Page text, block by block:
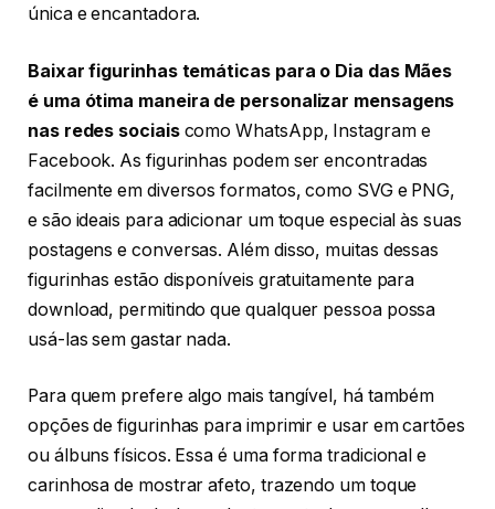
única e encantadora.
Baixar figurinhas temáticas para o Dia das Mães
é uma ótima maneira de personalizar mensagens
nas redes sociaiscomo WhatsApp, Instagram e
Facebook. As figurinhas podem ser encontradas
facilmente em diversos formatos, como SVG e PNG,
e são ideais para adicionar um toque especial às suas
postagens e conversas. Além disso, muitas dessas
figurinhas estão disponíveis gratuitamente para
download, permitindo que qualquer pessoa possa
usá-las sem gastar nada.
Para quem prefere algo mais tangível, há também
opções de figurinhas para imprimir e usar em cartões
ou álbuns físicos. Essa é uma forma tradicional e
carinhosa de mostrar afeto, trazendo um toque